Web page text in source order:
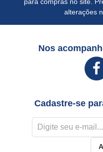
alterações
Nos
Cadastre-se